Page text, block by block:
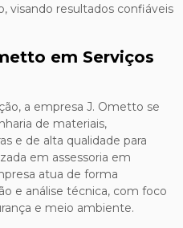
visando resultados confiáveis
em Serviços
a empresa J. Ometto se
de materiais,
e de alta qualidade para
em assessoria em
atua de forma
e análise técnica, com foco
e meio ambiente.